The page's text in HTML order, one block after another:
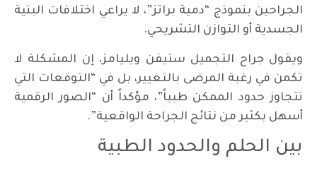
الجراحين بنموذج “دمية براتز”، لا يراعي اختلافات البنية
الجسدية أو التوازن التشريحي.
ويقول جراح التجميل ستيفن ويليامز، إن المشكلة لا
تكمن في رغبة المرضى بالتغيير، بل في “التوقعات التي
تتجاوز حدود الممكن طبياً”، مؤكداً أن “الصور الرقمية
أسهل بكثير من نتائج الجراحة الواقعية”.
بين الحلم والحدود الطبية